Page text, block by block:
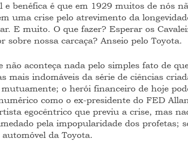
e benéfica é que em 1929 muitos de nós
uma crise pelo atrevimento da
E muito. O que fazer? Esperar os
sobre nossa carcaça? Anseio pelo Toyota.
não aconteça nada pelo simples fato de
mais indomáveis da série de ciências
o herói financeiro de hoje
como o ex-presidente do FED
egocêntrico que previu a crise, mas
pela impopularidade dos profetas;
da Toyota.